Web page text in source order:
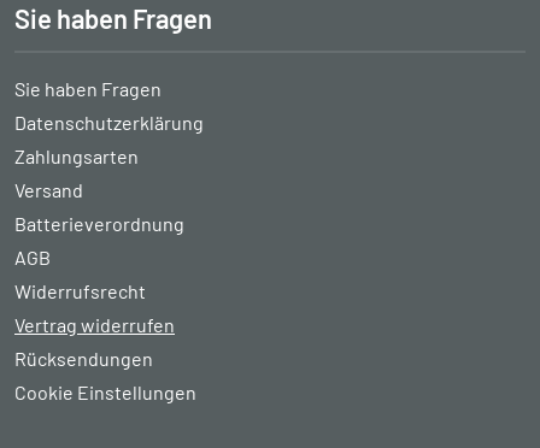
Sie haben Fragen
Sie haben Fragen
Datenschutzerklärung
Zahlungsarten
Versand
Batterieverordnung
AGB
Widerrufsrecht
Vertrag widerrufen
Rücksendungen
Cookie Einstellungen